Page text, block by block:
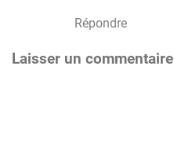
Répondre
Laisser un commentaire